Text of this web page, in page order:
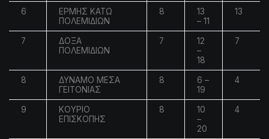
6
ΕΡΜΗΣ ΚΑΤΩ
ΠΟΛΕΜΙΔΙΩΝ
8
13
– 11
13
7
ΔΟΞΑ
ΠΟΛΕΜΙΔΙΩΝ
7
12
–
18
7
8
ΔΥΝΑΜΟ ΜΕΣΑ
ΓΕΙΤΟΝΙΑΣ
8
6 –
19
4
9
ΚΟΥΡΙΟ
ΕΠΙΣΚΟΠΗΣ
8
10
–
20
4